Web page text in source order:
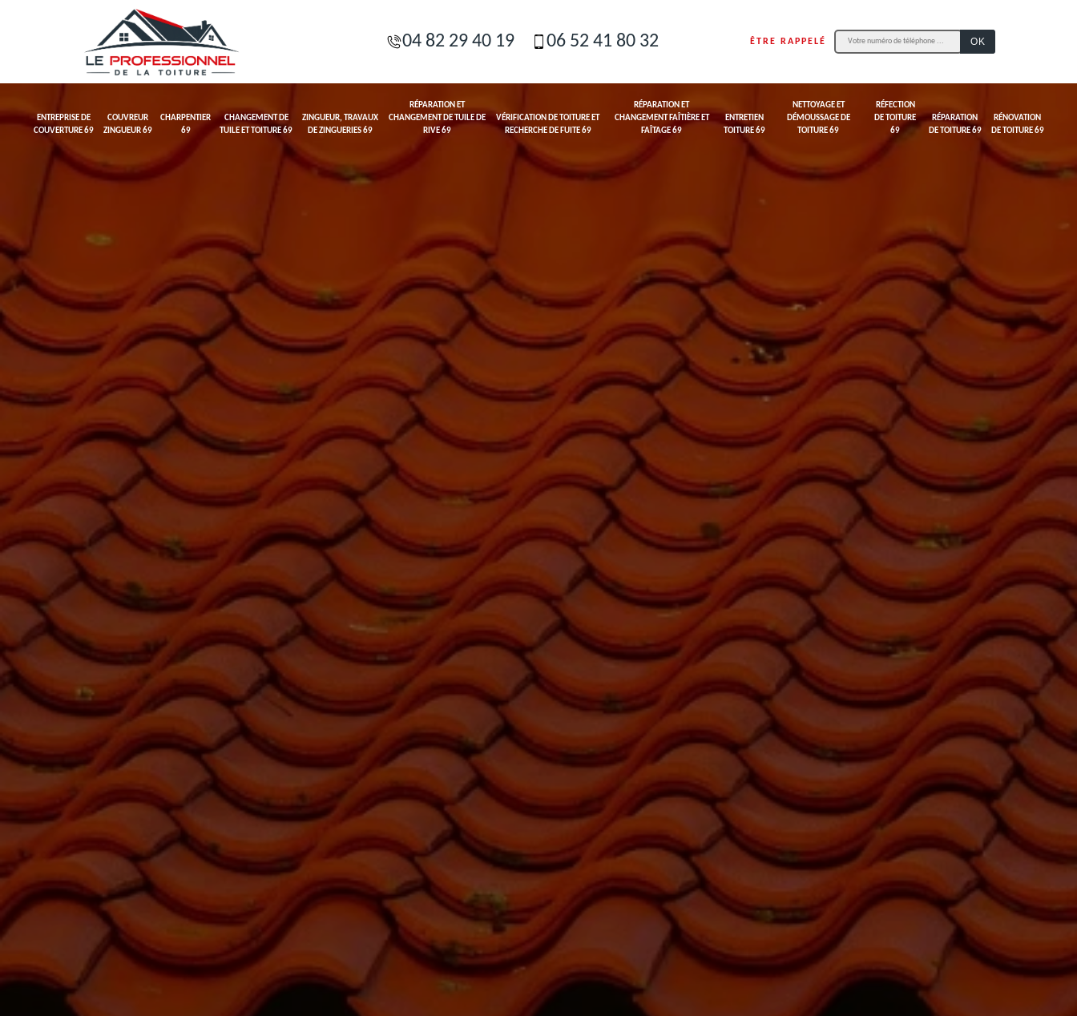
04 82 29 40 19 06 52 41 80 32 ÊTRE RAPPELÉ
ENTREPRISE DE
COUVERTURE 69
COUVREUR
ZINGUEUR 69
CHARPENTIER
69
CHANGEMENT DE
TUILE ET TOITURE 69
ZINGUEUR, TRAVAUX
DE ZINGUERIES 69
RÉPARATION ET
CHANGEMENT DE TUILE DE
RIVE 69
VÉRIFICATION DE TOITURE ET
RECHERCHE DE FUITE 69
RÉPARATION ET
CHANGEMENT FAÎTIÈRE ET
FAÎTAGE 69
ENTRETIEN
TOITURE 69
NETTOYAGE ET
DÉMOUSSAGE DE
TOITURE 69
RÉFECTION
DE TOITURE
69
RÉPARATION
DE TOITURE 69
RÉNOVATION
DE TOITURE 69